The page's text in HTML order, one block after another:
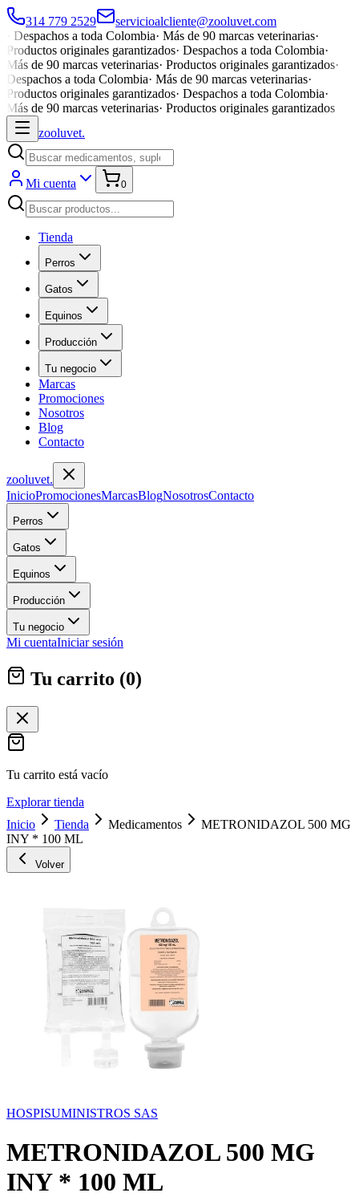
314 779 2529
servicioalcliente@zooluvet.com
Despachos a toda Colombia· Más de 90 marcas veterinarias·
Productos originales garantizados· Despachos a toda Colombia·
Más de 90 marcas veterinarias· Productos originales garantizados·
Despachos a toda Colombia· Más de 90 marcas veterinarias·
Productos originales garantizados· Despachos a toda Colombia·
Más de 90 marcas veterinarias· Productos originales garantizados
zooluvet.
Mi cuenta 0
Tienda
Perros
Gatos
Equinos
Producción
Tu negocio
Marcas
Promociones
Nosotros
Blog
Contacto
zooluvet.
InicioPromocionesMarcasBlogNosotrosContacto
Perros
Gatos
Equinos
Producción
Tu negocio
Mi cuentaIniciar sesión
Tu carrito (0)
Tu carrito está vacío
Explorar tienda
Inicio
Tienda Medicamentos
METRONIDAZOL 500 MG
INY * 100 ML
Volver
HOSPISUMINISTROS SAS
METRONIDAZOL 500 MG
INY * 100 ML